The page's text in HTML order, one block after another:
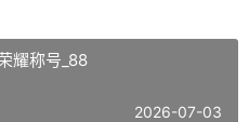
耀称号_88
2026-07-03